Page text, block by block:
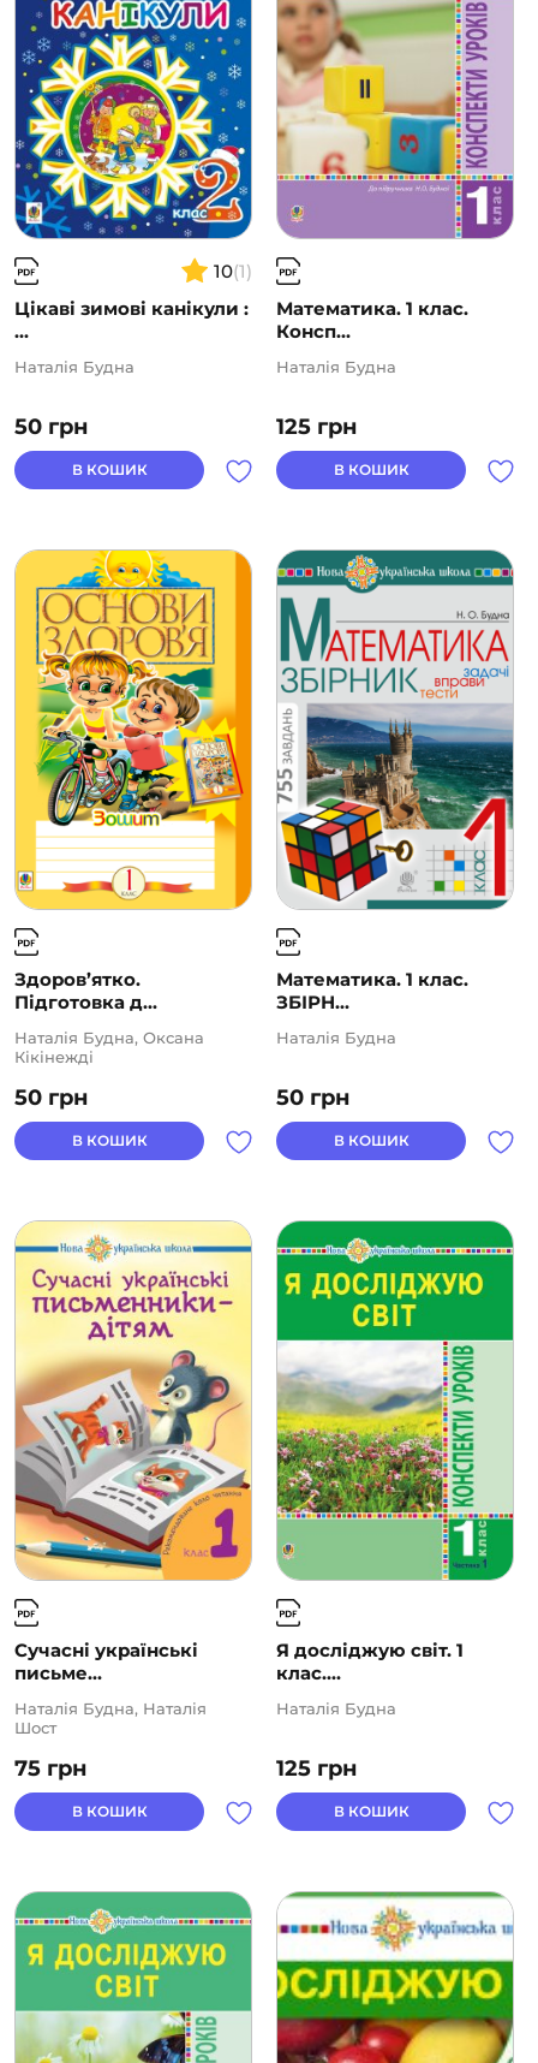
10(1)
Цікаві зимові канікули :
...
50 грн
Наталія Будна
В КОШИК
Математика. 1 клас.
Консп...
125 грн
Наталія Будна
В КОШИК
Здоров’ятко.
Підготовка д...
50 грн
Наталія Будна, Оксана
Кікінежді
В КОШИК
Математика. 1 клас.
ЗБІРН...
50 грн
Наталія Будна
В КОШИК
Сучасні українські
письме...
75 грн
Наталія Будна, Наталія
Шост
В КОШИК
Я досліджую світ. 1
клас....
125 грн
Наталія Будна
В КОШИК